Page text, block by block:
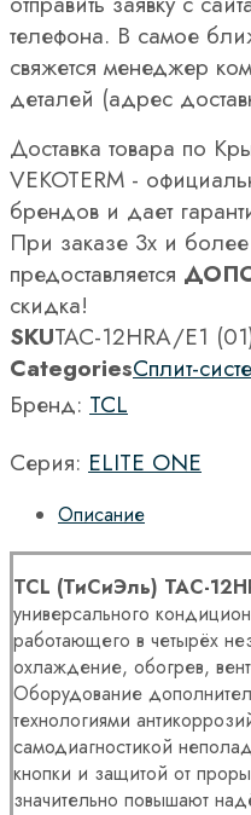
телефона. В самое
свяжется менеджер
деталей (адрес
Доставка товара по
VEKOTERM -
брендов и дает
При заказе 3х и более
предоставляется
скидка!
SKUTAC-12HRA/E1
CategoriesСплит-
Бренд: TCL
Серия: ELITE ONE
Описание
TCL (ТиСиЭль) TAC-
универсального
работающего в четырёх
охлаждение, обогрев,
Оборудование
технологиями
самодиагностикой
кнопки и защитой от
значительно повышают